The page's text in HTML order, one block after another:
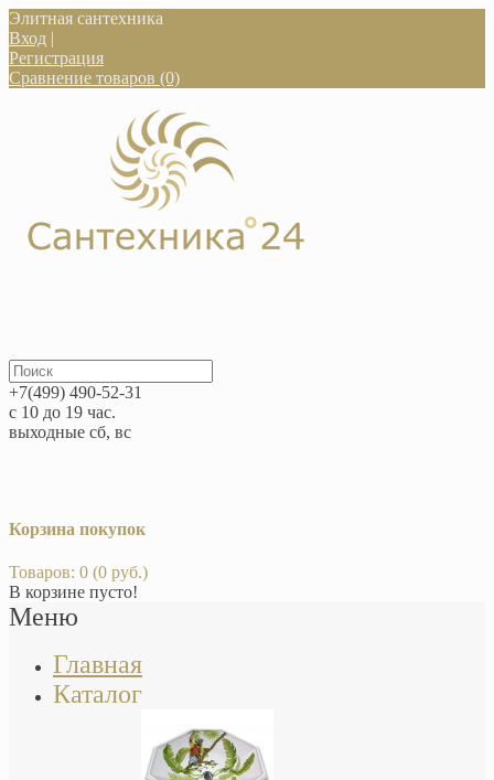
Элитная сантехника
Вход |
Регистрация
Сравнение товаров (0)
+7(499) 490-52-31
с 10 до 19 час.
выходные сб, вс
Корзина покупок
Товаров: 0 (0 руб.)
В корзине пусто!
Меню
Главная
Каталог